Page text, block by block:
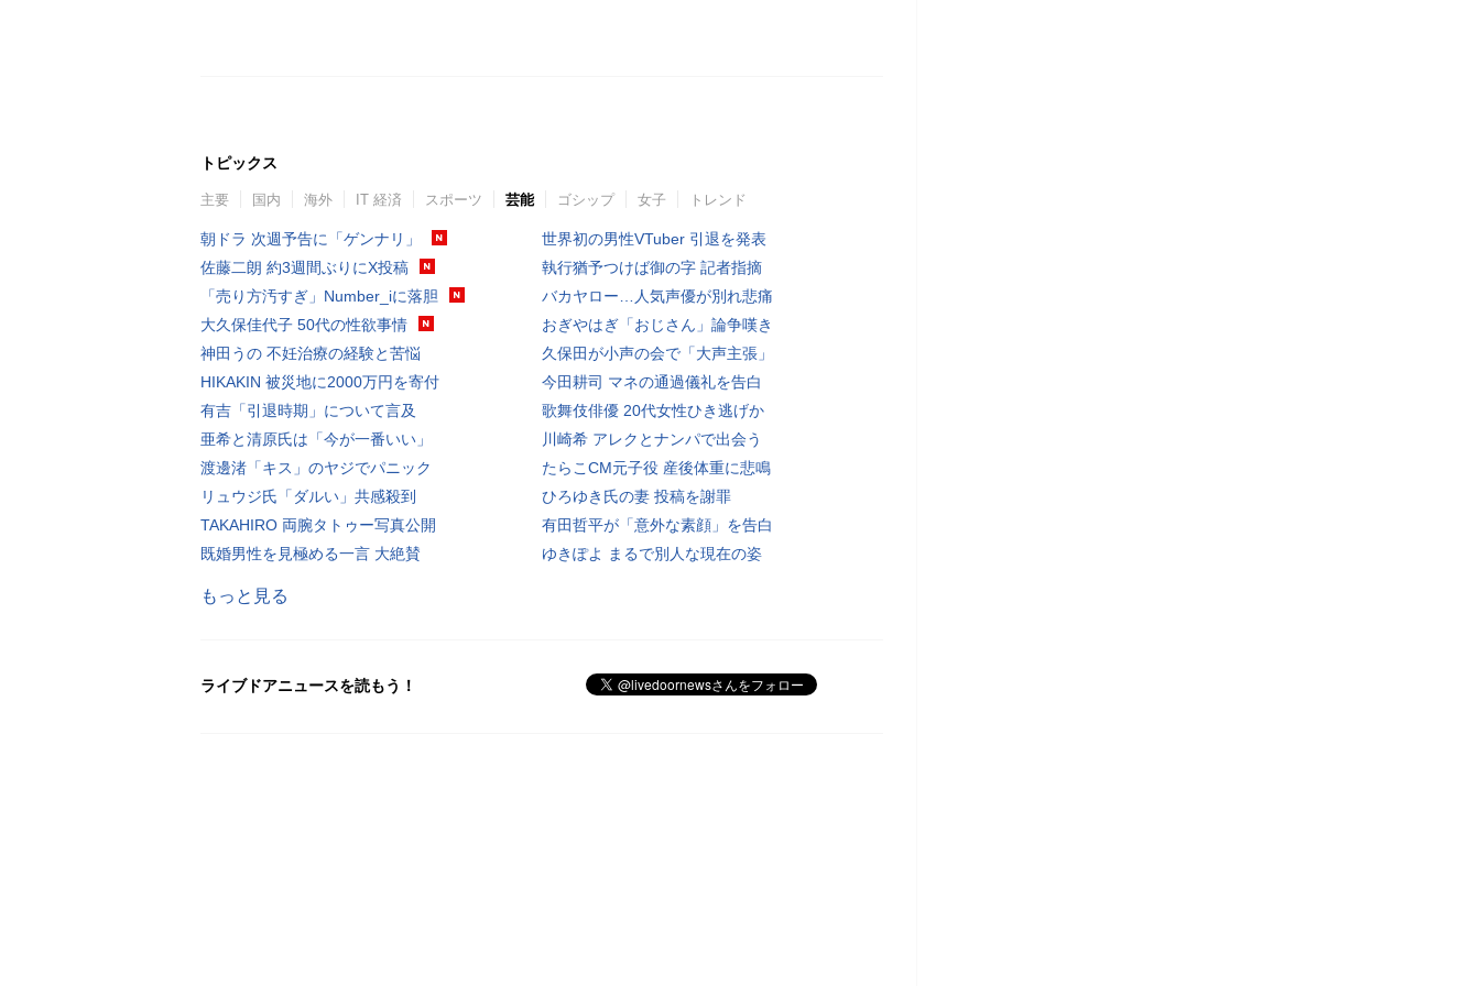
トピックス
主要 国内 海外 IT 経済 スポーツ 芸能 ゴシップ 女子 トレンド
朝ドラ 次週予告に「ゲンナリ」
佐藤二朗 約3週間ぶりにX投稿
「売り方汚すぎ」Number_iに落胆
大久保佳代子 50代の性欲事情
神田うの 不妊治療の経験と苦悩
HIKAKIN 被災地に2000万円を寄付
有吉「引退時期」について言及
亜希と清原氏は「今が一番いい」
渡邊渚「キス」のヤジでパニック
リュウジ氏「ダルい」共感殺到
TAKAHIRO 両腕タトゥー写真公開
既婚男性を見極める一言 大絶賛
世界初の男性VTuber 引退を発表
執行猶予つけば御の字 記者指摘
バカヤロー…人気声優が別れ悲痛
おぎやはぎ「おじさん」論争嘆き
久保田が小声の会で「大声主張」
今田耕司 マネの通過儀礼を告白
歌舞伎俳優 20代女性ひき逃げか
川崎希 アレクとナンパで出会う
たらこCM元子役 産後体重に悲鳴
ひろゆき氏の妻 投稿を謝罪
有田哲平が「意外な素顔」を告白
ゆきぽよ まるで別人な現在の姿
もっと見る
ライブドアニュースを読もう！